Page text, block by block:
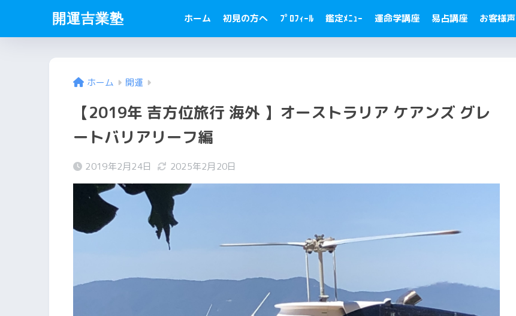
開運吉業塾 ホーム 初見の方へ ﾌﾟﾛﾌｨｰﾙ 鑑定ﾒﾆｭｰ 運命学講座 易占講座 お客様声
ホーム 開運
【2019年 吉方位旅行 海外 】オーストラリア ケアンズ グレ
ートバリアリーフ編
2019年2月24日 2025年2月20日